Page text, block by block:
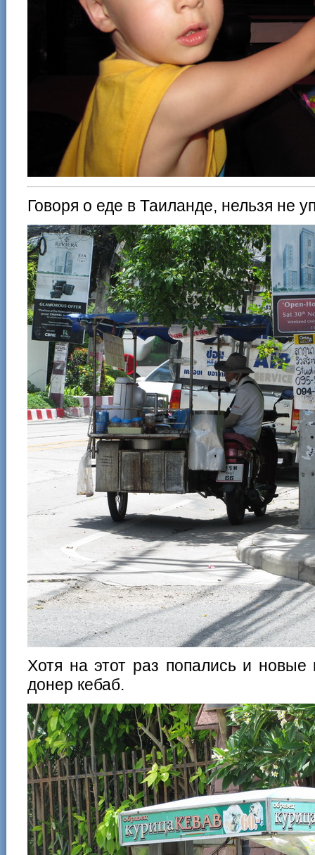
Говоря о еде в Таиланде, нельзя не
Хотя на этот раз попались и
донер кебаб.